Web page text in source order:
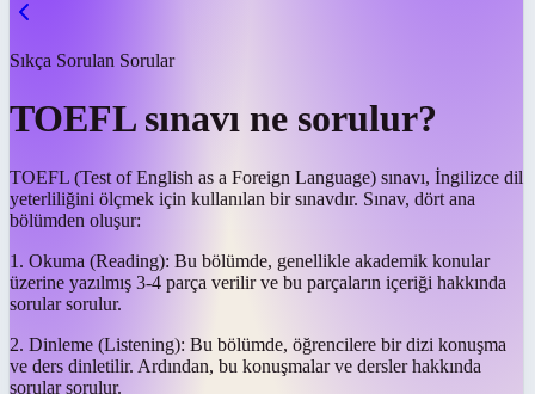
Sıkça Sorulan Sorular
TOEFL sınavı ne sorulur?
TOEFL (Test of English as a Foreign Language) sınavı, İngilizce dil
yeterliliğini ölçmek için kullanılan bir sınavdır. Sınav, dört ana
bölümden oluşur:
1. Okuma (Reading): Bu bölümde, genellikle akademik konular
üzerine yazılmış 3-4 parça verilir ve bu parçaların içeriği hakkında
sorular sorulur.
2. Dinleme (Listening): Bu bölümde, öğrencilere bir dizi konuşma
ve ders dinletilir. Ardından, bu konuşmalar ve dersler hakkında
sorular sorulur.